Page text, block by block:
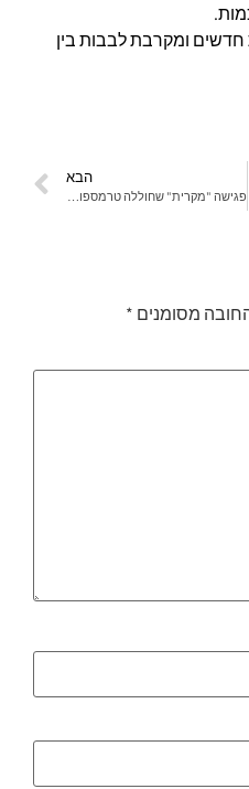
ומקרבת לבבות בין
הבא
מסומנים *